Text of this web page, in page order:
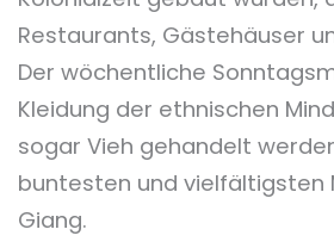
Restaurants, Gästehäuser
Der wöchentliche
Kleidung der ethnischen
sogar Vieh gehandelt
buntesten und vielfältigsten
Giang.